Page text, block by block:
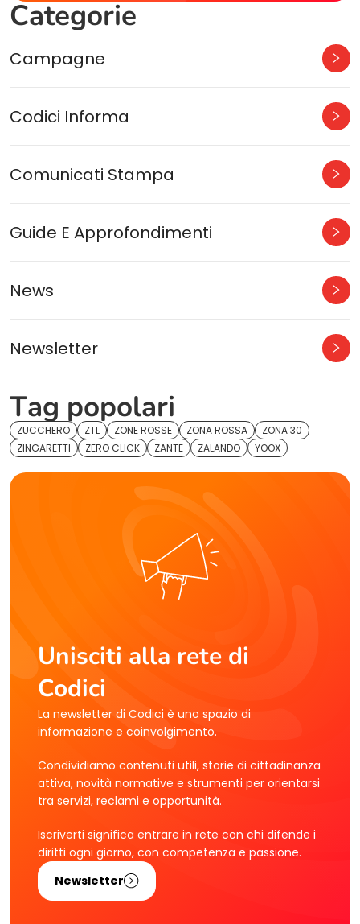
Categorie
Campagne
Codici Informa
Comunicati Stampa
Guide E Approfondimenti
News
Newsletter
Tag popolari
ZUCCHERO ZTL ZONE ROSSE ZONA ROSSA
ZONA 30
ZINGARETTI
ZERO CLICK ZANTE ZALANDO YOOX
Unisciti alla rete di
Codici
La newsletter di Codici è uno spazio di
informazione e coinvolgimento.
Condividiamo contenuti utili, storie di cittadinanza
attiva, novità normative e strumenti per orientarsi
tra servizi, reclami e opportunità.
Iscriverti significa entrare in rete con chi difende i
diritti ogni giorno, con competenza e passione.
Newsletter